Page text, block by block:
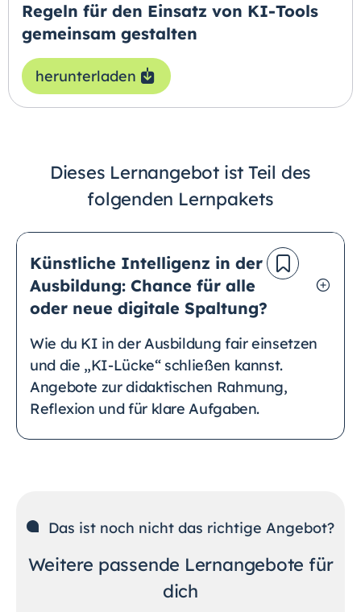
Regeln für den Einsatz von KI-Tools
gemeinsam gestalten
herunterladen
Dieses Lernangebot ist Teil des
folgenden Lernpakets
Künstliche Intelligenz in der
Ausbildung: Chance für alle
oder neue digitale Spaltung?
Wie du KI in der Ausbildung fair einsetzen
und die „KI-Lücke“ schließen kannst.
Angebote zur didaktischen Rahmung,
Reflexion und für klare Aufgaben.
Das ist noch nicht das richtige Angebot?
Weitere passende Lernangebote für
dich